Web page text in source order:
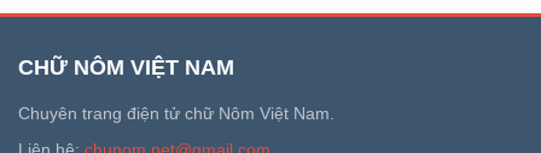
CHỮ NÔM VIỆT NAM
Chuyên trang điện tử chữ Nôm Việt Nam.